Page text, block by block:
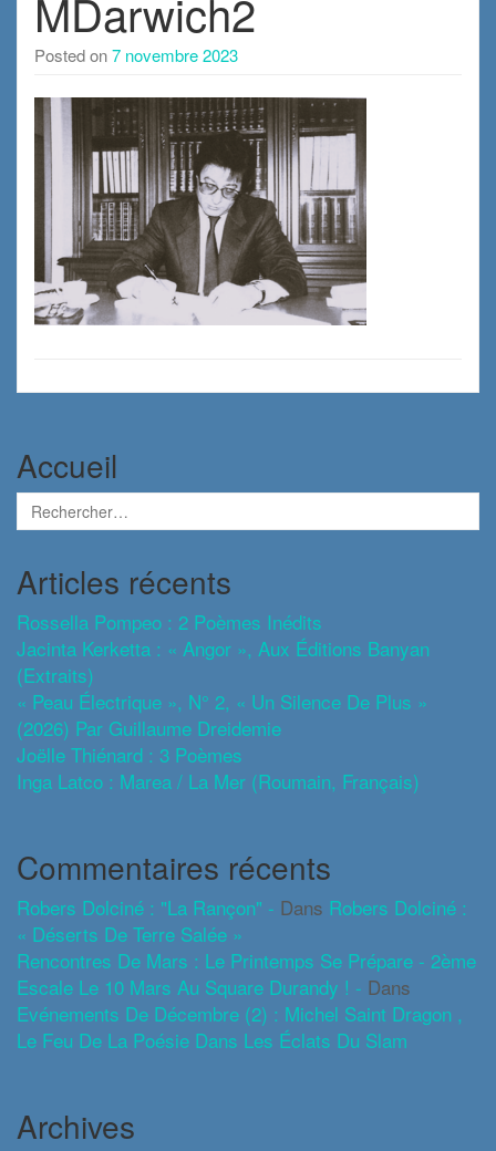
MDarwich2
Posted on7 novembre 2023
Accueil
Articles récents
Rossella Pompeo : 2 Poèmes Inédits
Jacinta Kerketta : « Angor », Aux Éditions Banyan
(extraits)
« Peau Électrique », N° 2, « Un Silence De Plus »
(2026) Par Guillaume Dreidemie
Joëlle Thiénard : 3 Poèmes
Inga Latco : Marea / La Mer (roumain, Français)
Commentaires récents
Robers Dolciné : "La Rançon" - Dans Robers Dolciné :
« Déserts De Terre Salée »
Rencontres De Mars : Le Printemps Se Prépare - 2ème
Escale Le 10 Mars Au Square Durandy ! - Dans
Evénements De Décembre (2) : Michel Saint Dragon ,
Le Feu De La Poésie Dans Les Éclats Du Slam
Archives